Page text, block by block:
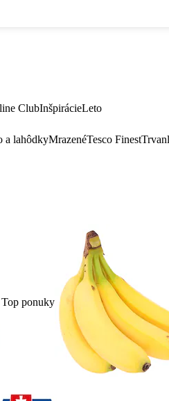
ClubInšpirácieLeto
a lahôdkyMrazenéTesco Finest
Top ponuky